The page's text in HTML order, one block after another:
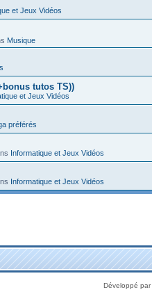
et Jeux Vidéos
Musique
tutos TS))
et Jeux Vidéos
préférés
Informatique et Jeux Vidéos
Informatique et Jeux Vidéos
Développé par